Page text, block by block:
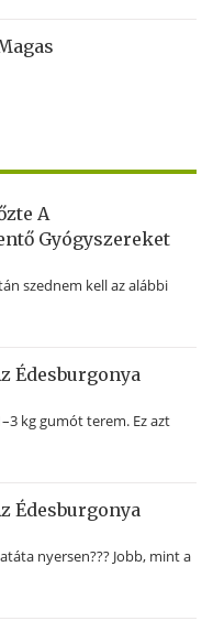
A
Gyógyszereket
szednem kell az alábbi
Édesburgonya
kg gumót terem. Ez azt
Édesburgonya
nyersen??? Jobb, mint a